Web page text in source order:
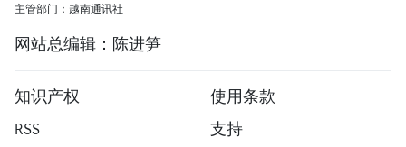
主管部门：越南通讯社
网站总编辑：陈进笋
知识产权
使用条款
RSS
支持